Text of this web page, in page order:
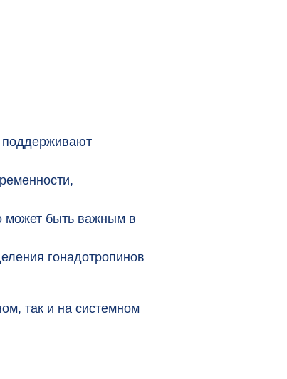
поддерживают
может быть важным в
гонадотропинов
так и на системном